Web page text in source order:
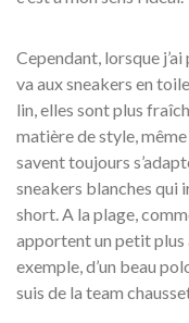
Cependant, lorsque
va aux sneakers en
lin, elles sont plus
matière de style,
savent toujours
sneakers blanches qui
short. A la plage,
apportent un petit plus
exemple, d’un beau
suis de la team